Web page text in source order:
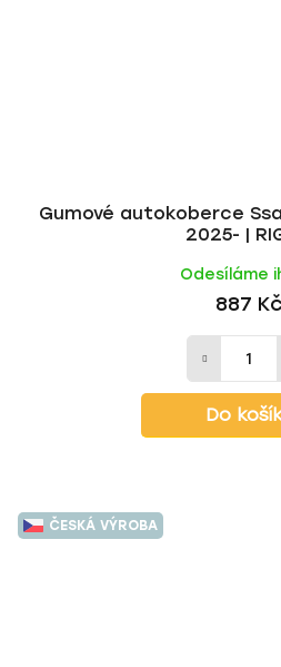
Gumové autokoberce
2025- |
Odesíláme
887 Kč
Do
ČESKÁ VÝROBA